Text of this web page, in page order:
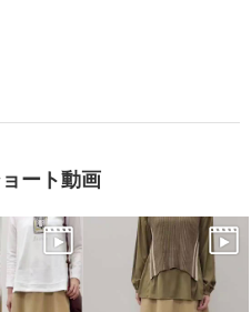
ート動画